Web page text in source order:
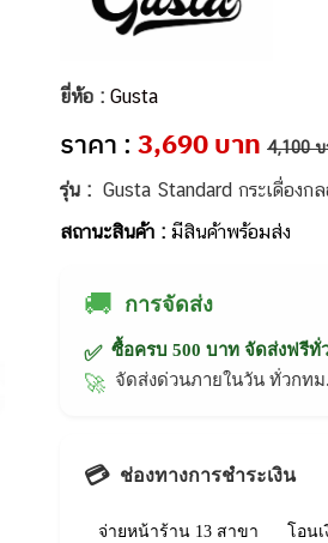
ยี่ห้อ : Gusta
ราคา : 3,690 บาท 4,100
รุ่น : Gusta Standard กระเดื่องก
สถานะสินค้า : มีสินค้าพร้อมส่ง
🚚 การจัดส่ง
✅ ซื้อครบ 500 บาท จัดส่งฟรีทั่
🚀 จัดส่งด่วนภายในวัน ทั่วกท
💳 ช่องทางการชำระเงิน
จ่ายหน้าร้าน 13 สาขา โอน